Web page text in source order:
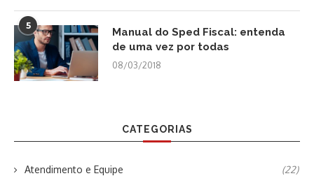
5
Manual do Sped Fiscal: entenda
de uma vez por todas
08/03/2018
CATEGORIAS
Atendimento e Equipe (22)